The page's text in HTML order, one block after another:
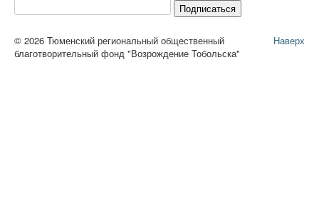
Подписаться
Наверх
© 2026 Тюменский региональный общественный
благотворительный фонд "Возрождение Тобольска"